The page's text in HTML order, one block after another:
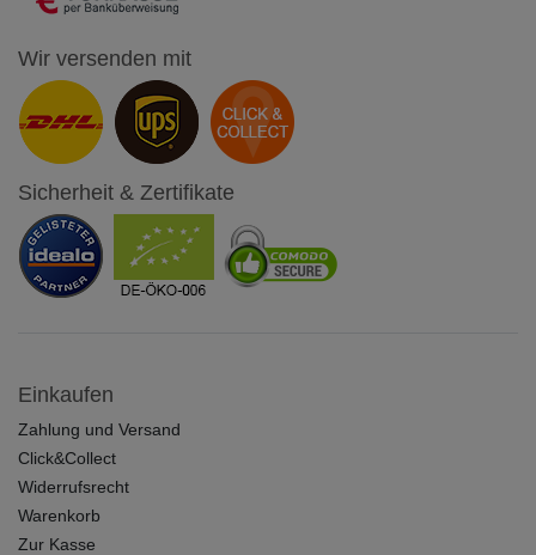
Wir versenden mit
Sicherheit & Zertifikate
Einkaufen
Zahlung und Versand
Click&Collect
Widerrufsrecht
Warenkorb
Zur Kasse